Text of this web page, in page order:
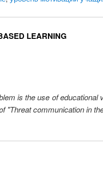
LEARNING
is the use of educational
"Threat communication in